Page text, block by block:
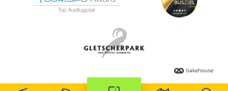
English
GUTSCHEINE